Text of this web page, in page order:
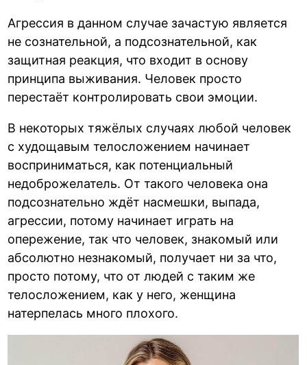
Агрессия в данном случае зачастую является
не сознательной, а подсознательной, как
защитная реакция, что входит в основу
принципа выживания. Человек просто
перестаёт контролировать свои эмоции.
В некоторых тяжёлых случаях любой человек
с худощавым телосложением начинает
восприниматься, как потенциальный
недоброжелатель. От такого человека она
подсознательно ждёт насмешки, выпада,
агрессии, потому начинает играть на
опережение, так что человек, знакомый или
абсолютно незнакомый, получает ни за что,
просто потому, что от людей с таким же
телосложением, как у него, женщина
натерпелась много плохого.